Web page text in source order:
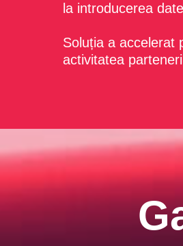
la introducerea
Soluția a accelerat
activitatea